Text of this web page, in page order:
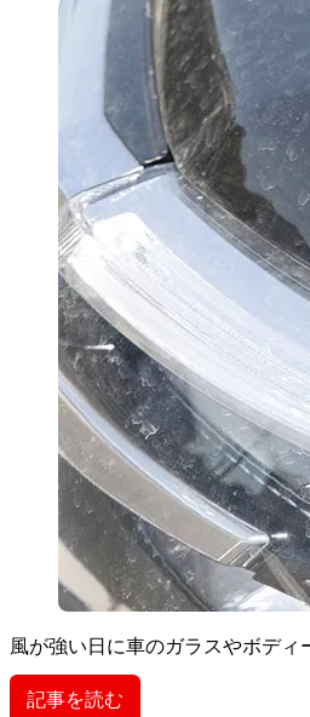
風が強い日に車のガラスやボディ
記事を読む